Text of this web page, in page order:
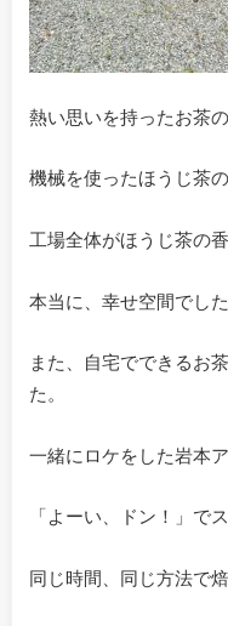
熱い思いを持ったお茶
機械を使ったほうじ茶
工場全体がほうじ茶の
本当に、幸せ空間でし
また、自宅でできるお
た。
一緒にロケをした岩本ア
「よーい、ドン！」で
同じ時間、同じ方法で